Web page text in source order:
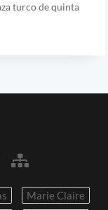
turco de quinta
Marie Claire